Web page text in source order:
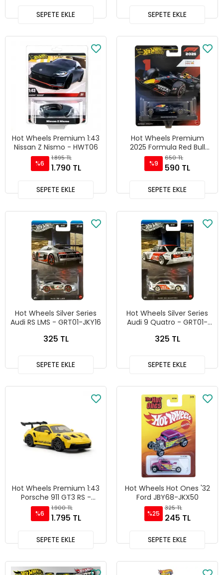
SEPETE EKLE SEPETE EKLE
Hot Wheels Premium 1:43
Nissan Z Nismo - HWT06
%6
1.895 TL
1.790 TL
SEPETE EKLE
Hot Wheels Premium
2025 Formula Red Bull
Racing 1
%9
650 TL
590 TL
SEPETE EKLE
Hot Wheels Silver Series
Audi RS LMS - GRT01-JKY16
325 TL
SEPETE EKLE
Hot Wheels Silver Series
Audi 9 Quatro - GRT01-
325 TL
SEPETE EKLE
Hot Wheels Premium 1:43
Porsche 911 GT3 RS -
HMD41-JCN66
%6
1.900 TL
1.795 TL
SEPETE EKLE
Hot Wheels Hot Ones '32
Ford JBY68-JKX50
%25
325 TL
245 TL
SEPETE EKLE